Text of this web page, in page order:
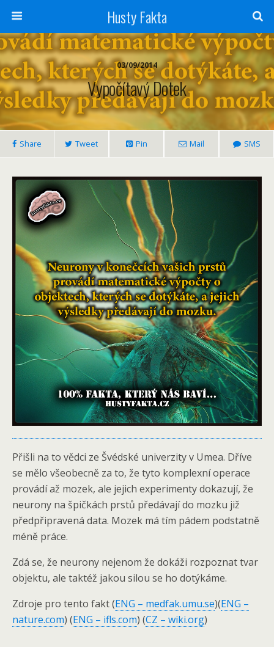
Husty Fakta
03/09/2014
Vypočítavý Dotek
Share Tweet Pin Mail SMS
Přišli na to vědci ze Švédské univerzity v Umea. Dříve
se mělo všeobecně za to, že tyto komplexní operace
provádí až mozek, ale jejich experimenty dokazují, že
neurony na špičkách prstů předávají do mozku již
předpřipravená data. Mozek má tím pádem podstatně
méně práce.
Zdá se, že neurony nejenom že dokáži rozpoznat tvar
objektu, ale taktéž jakou silou se ho dotýkáme.
Zdroje pro tento fakt (ENG – medfak.umu.se)(ENG –
nature.com) (ENG – ifls.com) (CZ – wiki.org)